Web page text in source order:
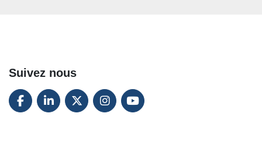
Suivez nous
FACEBOOK
LINKEDINTWITTERINSTAGRAM
YOUTUBE